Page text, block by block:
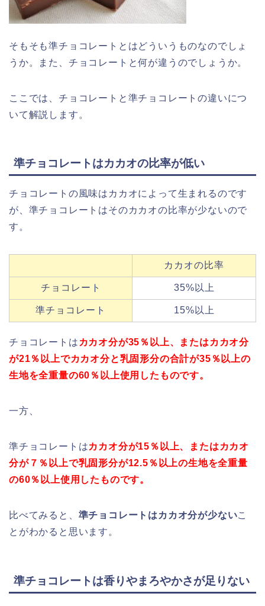
そもそも準チョコレートとはどういうものなのでしょ
うか。また、チョコレートと何が違うのでしょうか。
ここでは、チョコレートと準チョコレートの違いにつ
いて解説します。
準チョコレートはカカオの比率が低い
チョコレートの風味はカカオによって生まれるのです
が、準チョコレートはそのカカオの比率が少ないので
す。
カカオの比率
チョコレート 35%以上
準チョコレート 15%以上
チョコレートは カカオ分が35％以上、またはカカオ分
が21％以上でカカオ分と乳固形分の合計が35％以上の
生地を全重量の60％以上使用したものです。
一方、
準チョコレートはカカオ分が15％以上、またはカカオ
分が７％以上で乳固形分が12.5％以上の生地を全重量
の60％以上使用したものです。
比べてみると、 準チョコレートはカカオ分が少ないこ
とがわかると思います。
準チョコレートは香りやまろやかさが足りない